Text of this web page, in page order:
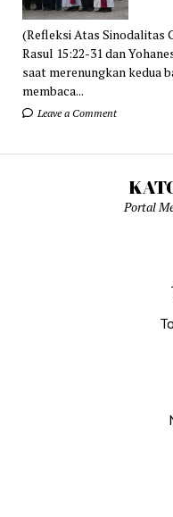
(Refleksi Atas Sinodalitas
Rasul 15:22-31 dan
saat merenungkan kedua
membaca...
Leave a Comment
Portal